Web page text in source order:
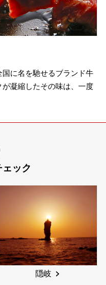
に名を馳せるブランド牛
凝縮したその味は、一度
ック
隠岐